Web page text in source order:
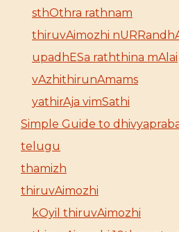
sthOthra rathnam
thiruvAimozhi
upadhESa raththina mAlai
vAzhithirunAmams
yathirAja vimSathi
Simple Guide to
telugu
thamizh
thiruvAimozhi
kOyil thiruvAimozhi